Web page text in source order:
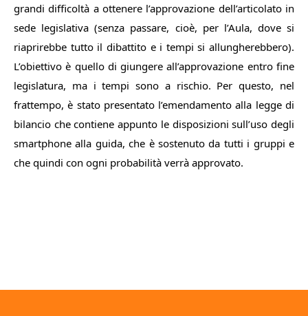
grandi difficoltà a ottenere l’approvazione dell’articolato in
sede legislativa (senza passare, cioè, per l’Aula, dove si
riaprirebbe tutto il dibattito e i tempi si allungherebbero).
L’obiettivo è quello di giungere all’approvazione entro fine
legislatura, ma i tempi sono a rischio. Per questo, nel
frattempo, è stato presentato l’emendamento alla legge di
bilancio che contiene appunto le disposizioni sull’uso degli
smartphone alla guida, che è sostenuto da tutti i gruppi e
che quindi con ogni probabilità verrà approvato.